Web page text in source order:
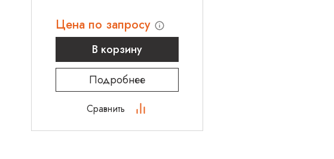
Цена по запросу
В корзину
Подробнее
Сравнить